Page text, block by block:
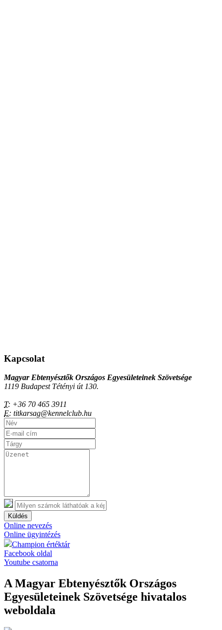
Kapcsolat
Magyar Ebtenyésztők Országos Egyesületeinek Szövetsége
1119 Budapest Tétényi út 130.
T: +36 70 465 3911
E: titkarsag@kennelclub.hu
Küldés
Online nevezés
Online ügyintézés
Champion értéktár
Facebook oldal
Youtube csatorna
A Magyar Ebtenyésztők Országos
Egyesületeinek Szövetsége hivatalos
weboldala